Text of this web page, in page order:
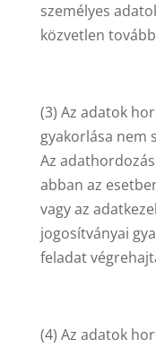
személyes
közvetlen
(3) Az adatok
gyakorlása nem
Az
abban az
vagy az
jogosítványai
feladat
(4) Az adatok